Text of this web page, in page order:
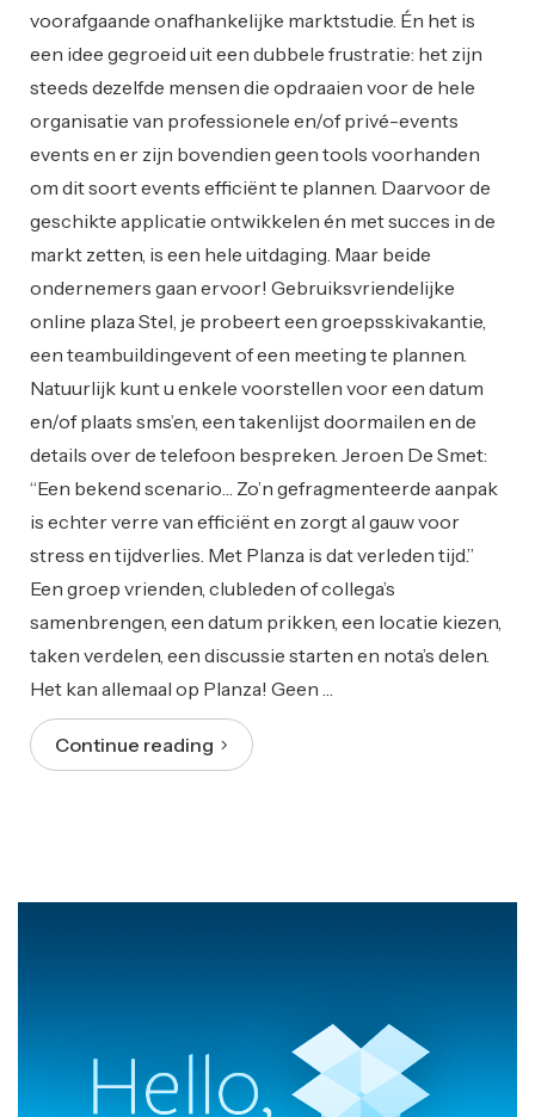
voorafgaande onafhankelijke marktstudie. Én het is
een idee gegroeid uit een dubbele frustratie: het zijn
steeds dezelfde mensen die opdraaien voor de hele
organisatie van professionele en/of privé-events
events en er zijn bovendien geen tools voorhanden
om dit soort events efficiënt te plannen. Daarvoor de
geschikte applicatie ontwikkelen én met succes in de
markt zetten, is een hele uitdaging. Maar beide
ondernemers gaan ervoor! Gebruiksvriendelijke
online plaza Stel, je probeert een groepsskivakantie,
een teambuildingevent of een meeting te plannen.
Natuurlijk kunt u enkele voorstellen voor een datum
en/of plaats sms’en, een takenlijst doormailen en de
details over de telefoon bespreken. Jeroen De Smet:
“Een bekend scenario… Zo’n gefragmenteerde aanpak
is echter verre van efficiënt en zorgt al gauw voor
stress en tijdverlies. Met Planza is dat verleden tijd.”
Een groep vrienden, clubleden of collega’s
samenbrengen, een datum prikken, een locatie kiezen,
taken verdelen, een discussie starten en nota’s delen.
Het kan allemaal op Planza! Geen …
Continue reading